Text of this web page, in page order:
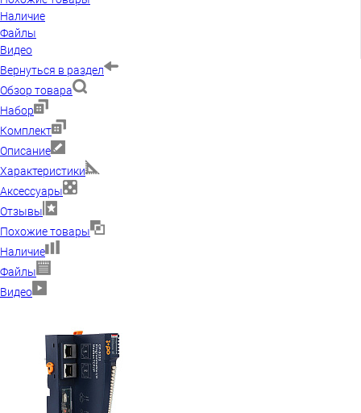
Наличие
Файлы
Видео
Вернуться в раздел
Обзор товара
Набор
Комплект
Описание
Характеристики
Аксессуары
Отзывы
Похожие товары
Наличие
Файлы
Видео